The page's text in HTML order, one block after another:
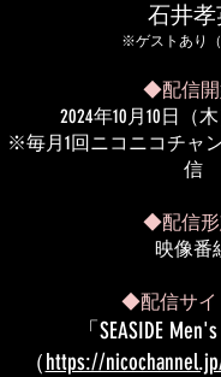
石井孝
​​※ゲストあり（
◆配信
2024年10月10日（
※毎月1回ニコニコチャ
信
◆配信
映像番
◆配信サ
「SEASIDE
（https://